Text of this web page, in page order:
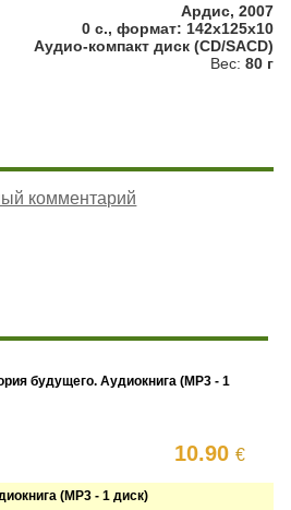
Ардис, 2007
0 с., формат: 142x125x10
Аудио-компакт диск (CD/SACD)
Вес: 80 г
комментарий
будущего. Аудиокнига (MP3 - 1
10.90€
(MP3 - 1 диск)